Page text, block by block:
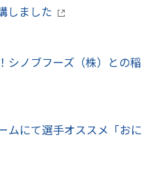
しました
シノブフーズ（株）との稲
ムにて選手オススメ「おに